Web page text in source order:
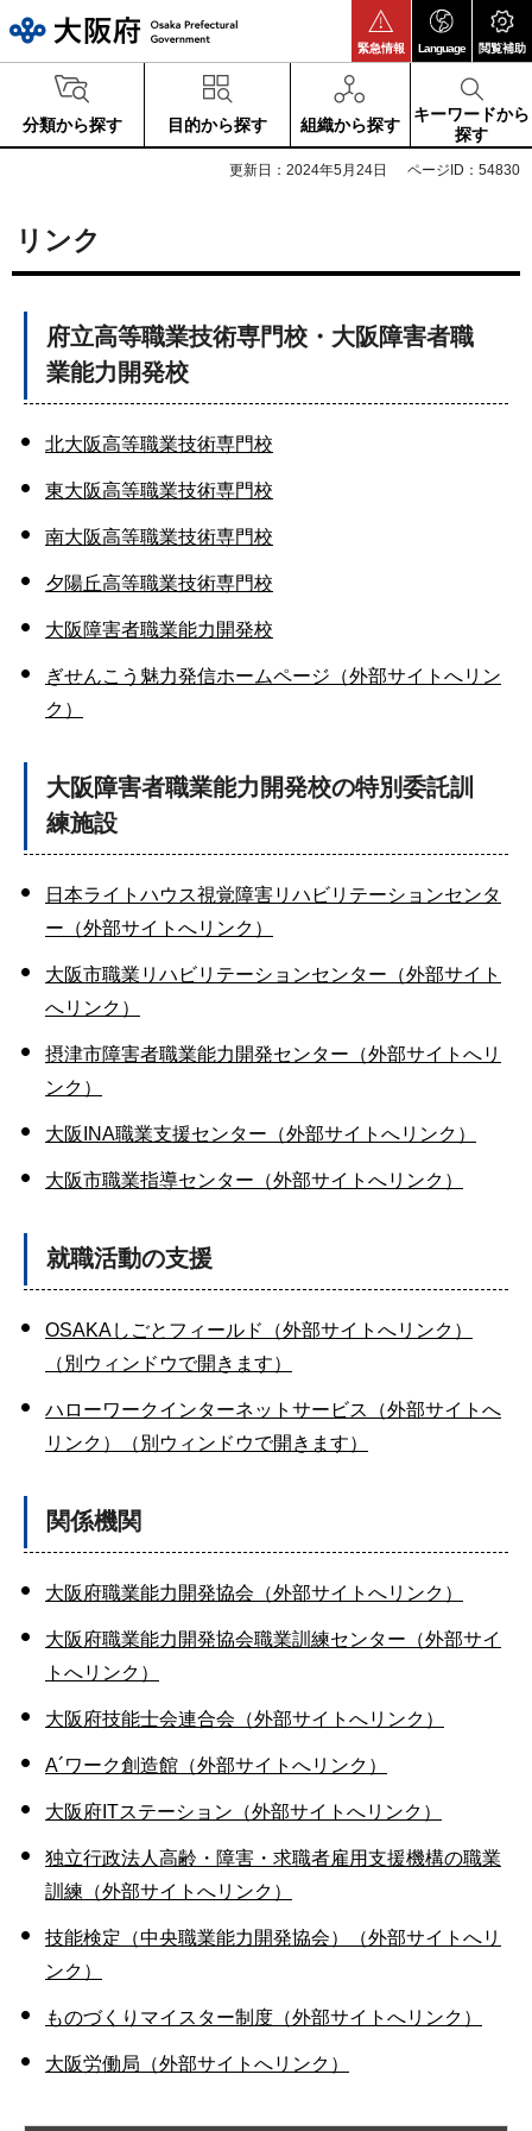
緊急情報 Language 閲覧補助
分類から探す 目的から探す 組織から探す
キーワードから
探す
更新日：2024年5月24日 ページID：54830
リンク
府立高等職業技術専門校・大阪障害者職
業能力開発校
北大阪高等職業技術専門校
東大阪高等職業技術専門校
南大阪高等職業技術専門校
夕陽丘高等職業技術専門校
大阪障害者職業能力開発校
ぎせんこう魅力発信ホームページ（外部サイトへリン
ク）
大阪障害者職業能力開発校の特別委託訓
練施設
日本ライトハウス視覚障害リハビリテーションセンタ
ー（外部サイトへリンク）
大阪市職業リハビリテーションセンター（外部サイト
へリンク）
摂津市障害者職業能力開発センター（外部サイトへリ
ンク）
大阪INA職業支援センター（外部サイトへリンク）
大阪市職業指導センター（外部サイトへリンク）
就職活動の支援
OSAKAしごとフィールド（外部サイトへリンク）
（別ウィンドウで開きます）
ハローワークインターネットサービス（外部サイトへ
リンク）（別ウィンドウで開きます）
関係機関
大阪府職業能力開発協会（外部サイトへリンク）
大阪府職業能力開発協会職業訓練センター（外部サイ
トへリンク）
大阪府技能士会連合会（外部サイトへリンク）
A´ワーク創造館（外部サイトへリンク）
大阪府ITステーション（外部サイトへリンク）
独立行政法人高齢・障害・求職者雇用支援機構の職業
訓練（外部サイトへリンク）
技能検定（中央職業能力開発協会）（外部サイトへリ
ンク）
ものづくりマイスター制度（外部サイトへリンク）
大阪労働局（外部サイトへリンク）